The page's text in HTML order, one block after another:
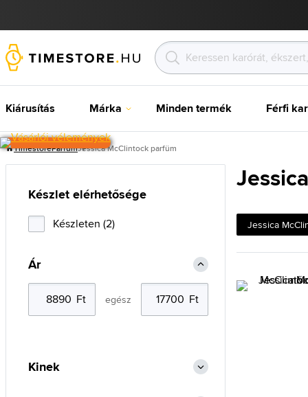
Kiárusítás Márka Minden termék Férfi
TimestoreParfümJessica McClintock parfüm
Jessica
Készlet elérhetősége
Készleten (2)
Ár
egész
Kinek